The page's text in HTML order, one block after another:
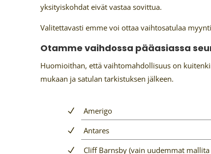
yksityiskohdat eivät vastaa sovittua.
Valitettavasti emme voi ottaa vaihtosatulaa
Otamme vaihdossa pääasiassa
Huomioithan, että vaihtomahdollisuus on
mukaan ja satulan tarkistuksen jälkeen.
Amerigo
Antares
Cliff Barnsby (vain uudemmat